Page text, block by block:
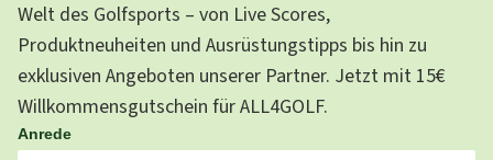
Welt des Golfsports – von Live Scores,
Produktneuheiten und Ausrüstungstipps bis hin zu
exklusiven Angeboten unserer Partner. Jetzt mit 15€
Willkommensgutschein für ALL4GOLF.
Anrede